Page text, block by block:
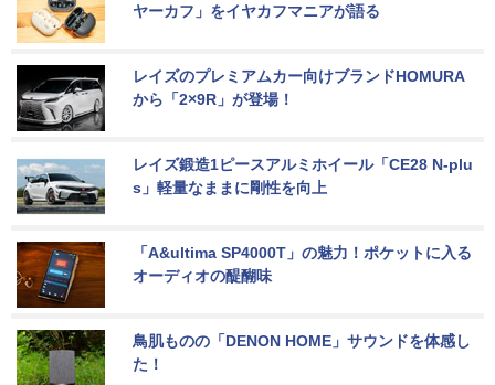
ヤーカフ」をイヤカフマニアが語る
レイズのプレミアムカー向けブランドHOMURA
から「2×9R」が登場！
レイズ鍛造1ピースアルミホイール「CE28 N-plu
s」軽量なままに剛性を向上
「A&ultima SP4000T」の魅力！ポケットに入る
オーディオの醍醐味
鳥肌ものの「DENON HOME」サウンドを体感し
た！